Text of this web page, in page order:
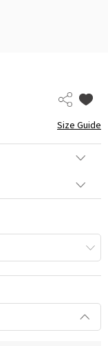
Size Guide